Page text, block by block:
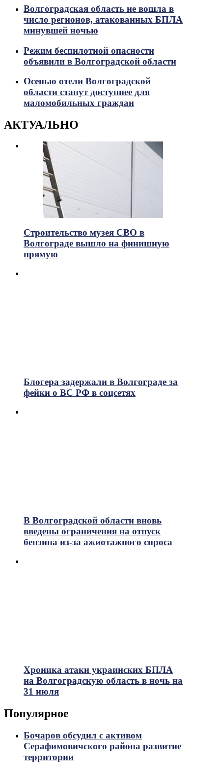
Волгоградская область не вошла в
число регионов, атакованных БПЛА
минувшей ночью
Режим беспилотной опасности
объявили в Волгоградской области
Осенью отели Волгоградской
области станут доступнее для
маломобильных граждан
АКТУАЛЬНО
Строительство музея СВО в
Волгограде вышло на финишную
прямую
Блогера задержали в Волгограде за
фейки о ВС РФ в соцсетях
В Волгоградской области вновь
введены ограничения на отпуск
бензина из-за ажиотажного спроса
Хроника атаки украинских БПЛА
на Волгоградскую область в ночь на
31 июля
Популярное
Бочаров обсудил с активом
Серафимовичского района развитие
территории